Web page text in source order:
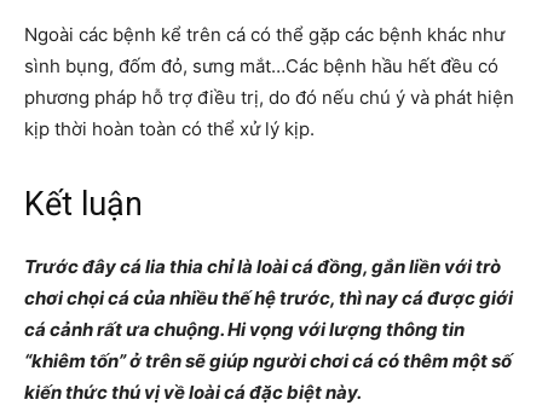
Ngoài các bệnh kể trên cá có thể gặp các bệnh khác như
sình bụng, đốm đỏ, sưng mắt…Các bệnh hầu hết đều có
phương pháp hỗ trợ điều trị, do đó nếu chú ý và phát hiện
kịp thời hoàn toàn có thể xử lý kịp.
Kết luận
Trước đây cá lia thia chỉ là loài cá đồng, gắn liền với trò
chơi chọi cá của nhiều thế hệ trước, thì nay cá được giới
cá cảnh rất ưa chuộng. Hi vọng với lượng thông tin
“khiêm tốn” ở trên sẽ giúp người chơi cá có thêm một số
kiến thức thú vị về loài cá đặc biệt này.